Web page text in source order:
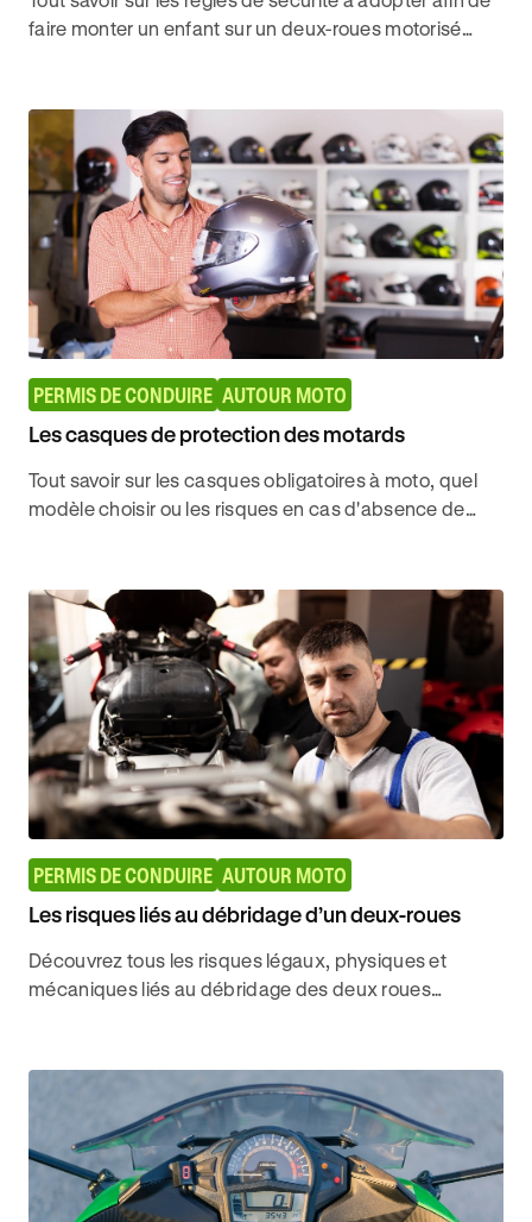
faire monter un enfant sur un deux-roues motorisé
PERMIS DE CONDUIRE AUTOUR MOTO
Les casques de protection des motards
Tout savoir sur les casques obligatoires à moto, quel
modèle choisir ou les risques en cas d'absence de
PERMIS DE CONDUIRE AUTOUR MOTO
Les risques liés au débridage d’un deux-roues
Découvrez tous les risques légaux, physiques et
mécaniques liés au débridage des deux roues